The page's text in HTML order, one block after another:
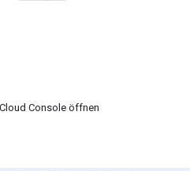
Console öffnen